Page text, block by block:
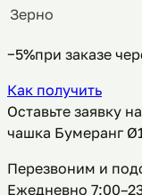
Зерно
−5%при заказе
Как получить
Оставьте заявку
чашка Бумеранг
Перезвоним и
Ежедневно